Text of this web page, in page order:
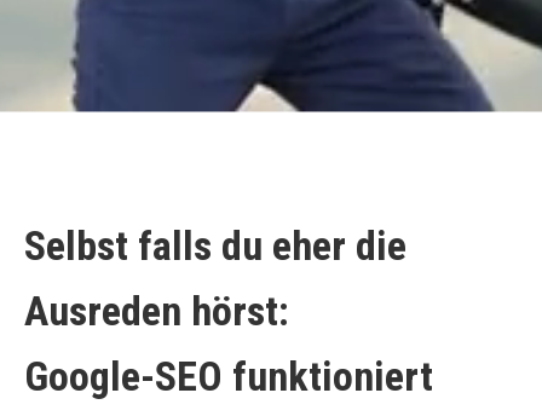
Selbst falls du eher die
Ausreden hörst:
Google-SEO funktioniert